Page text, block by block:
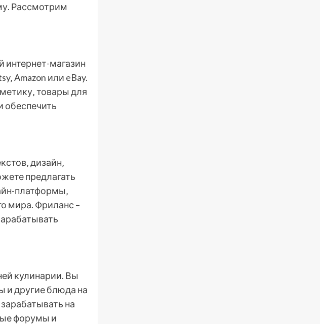
Рассмотрим
магазин
Amazon или eBay.
товары для
обеспечить
дизайн‚
предлагать
платформы‚
мира. Фриланс –
кулинарии. Вы
и другие блюда на
на
форумы и